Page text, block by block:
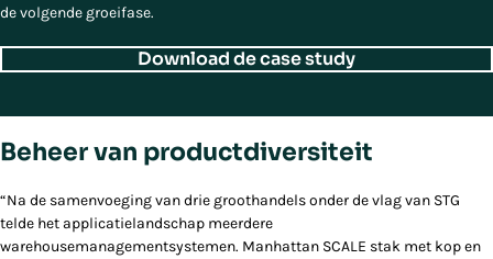
de volgende groeifase.
Download de case study
Beheer van productdiversiteit
“Na de samenvoeging van drie groothandels onder de vlag van STG
telde het applicatielandschap meerdere
warehousemanagementsystemen. Manhattan SCALE stak met kop en